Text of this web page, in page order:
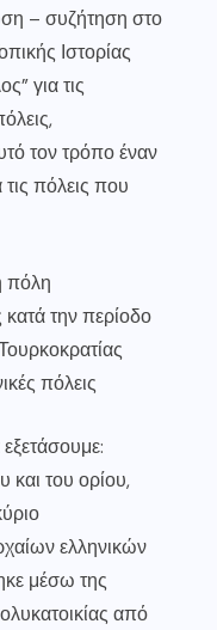
– συζήτηση στο
Ιστορίας
για τις
τον τρόπο έναν
πόλεις που
πόλη
κατά την περίοδο
πόλεις
του ορίου,
ελληνικών
μέσω της
από